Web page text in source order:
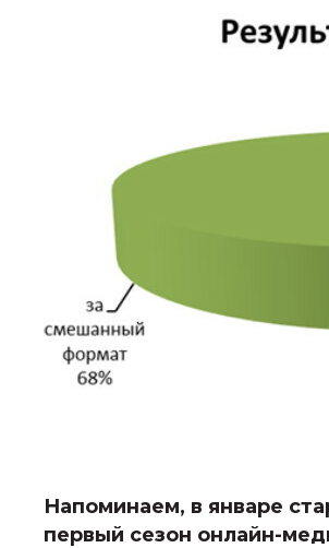
Напоминаем, в январе
первый сезон онлайн-